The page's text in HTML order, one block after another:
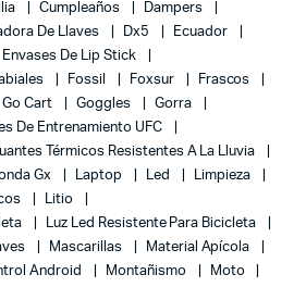
Cumpleaños
Dampers
De Llaves Dx5
Ecuador
Envases De Lip Stick
Fossil Foxsur
Frascos
Go Cart Goggles
Gorra
De Entrenamiento UFC
Térmicos Resistentes A La Lluvia
Gx Laptop Led
Limpieza
Litio
Luz Led Resistente Para Bicicleta
Mascarillas
Material Apícola
Android Montañismo
Moto